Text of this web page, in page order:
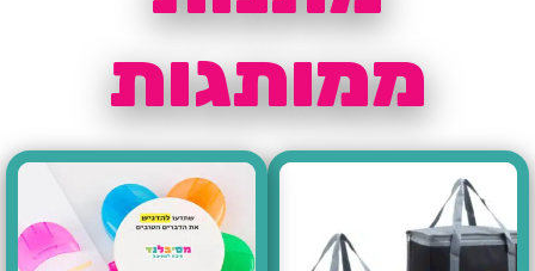
ממותגות